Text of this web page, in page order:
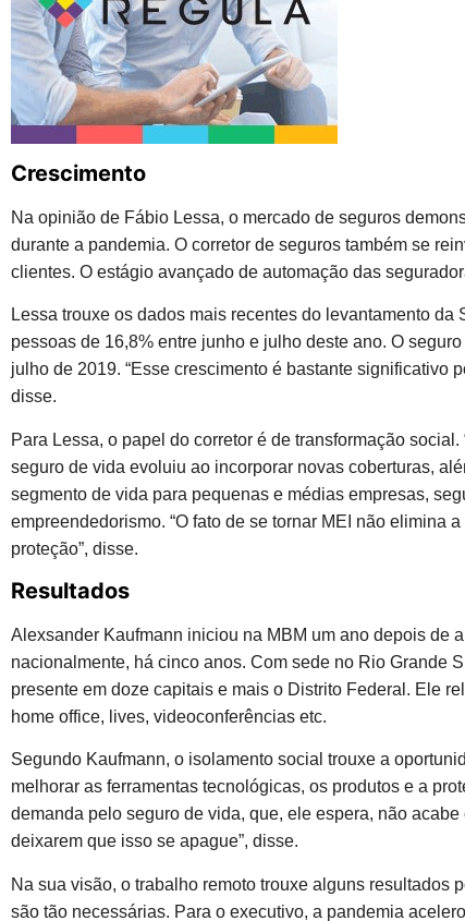
Crescimento
Na opinião de Fábio Lessa, o mercado de seguros
durante a pandemia. O corretor de seguros também se
clientes. O estágio avançado de automação das
Lessa trouxe os dados mais recentes do levantamento
pessoas de 16,8% entre junho e julho deste ano. O
julho de 2019. “Esse crescimento é bastante significativo
disse.
Para Lessa, o papel do corretor é de transformação
seguro de vida evoluiu ao incorporar novas coberturas,
segmento de vida para pequenas e médias empresas,
empreendedorismo. “O fato de se tornar MEI não elimina
proteção”, disse.
Resultados
Alexsander Kaufmann iniciou na MBM um ano depois de
nacionalmente, há cinco anos. Com sede no Rio Grande
presente em doze capitais e mais o Distrito Federal. Ele
home office, lives, videoconferências etc.
Segundo Kaufmann, o isolamento social trouxe a
melhorar as ferramentas tecnológicas, os produtos e a
demanda pelo seguro de vida, que, ele espera, não
deixarem que isso se apague”, disse.
Na sua visão, o trabalho remoto trouxe alguns
são tão necessárias. Para o executivo, a pandemia